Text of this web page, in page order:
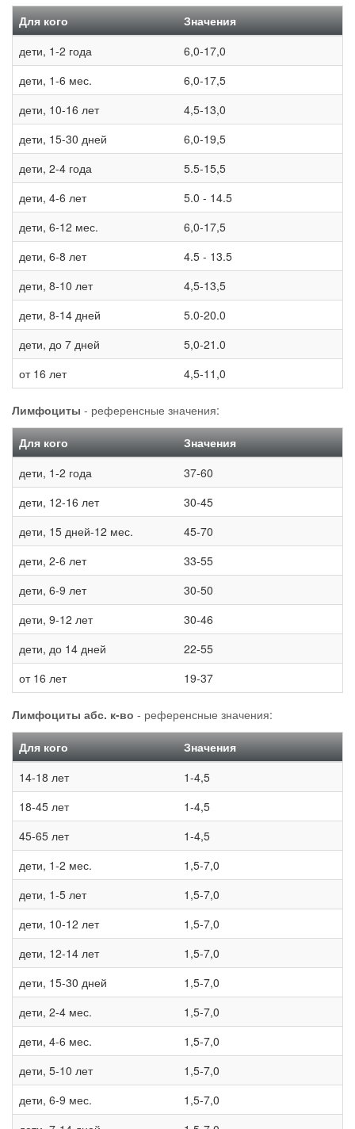
Для кого
Значения
дети, 1-2 года
6,0-17,0
дети, 1-6 мес.
6,0-17,5
дети, 10-16 лет
4,5-13,0
дети, 15-30 дней
6,0-19,5
дети, 2-4 года
5.5-15,5
дети, 4-6 лет
5.0 - 14.5
дети, 6-12 мес.
6,0-17,5
дети, 6-8 лет
4.5 - 13.5
дети, 8-10 лет
4,5-13,5
дети, 8-14 дней
5.0-20.0
дети, до 7 дней
5,0-21.0
от 16 лет
4,5-11,0
Лимфоциты - референсные значения:
Для кого
Значения
дети, 1-2 года
37-60
дети, 12-16 лет
30-45
дети, 15 дней-12 мес.
45-70
дети, 2-6 лет
33-55
дети, 6-9 лет
30-50
дети, 9-12 лет
30-46
дети, до 14 дней
22-55
от 16 лет
19-37
Лимфоциты абс. к-во - референсные значения:
Для кого
Значения
14-18 лет
1-4,5
18-45 лет
1-4,5
45-65 лет
1-4,5
дети, 1-2 мес.
1,5-7,0
дети, 1-5 лет
1,5-7,0
дети, 10-12 лет
1,5-7,0
дети, 12-14 лет
1,5-7,0
дети, 15-30 дней
1,5-7,0
дети, 2-4 мес.
1,5-7,0
дети, 4-6 мес.
1,5-7,0
дети, 5-10 лет
1,5-7,0
дети, 6-9 мес.
1,5-7,0